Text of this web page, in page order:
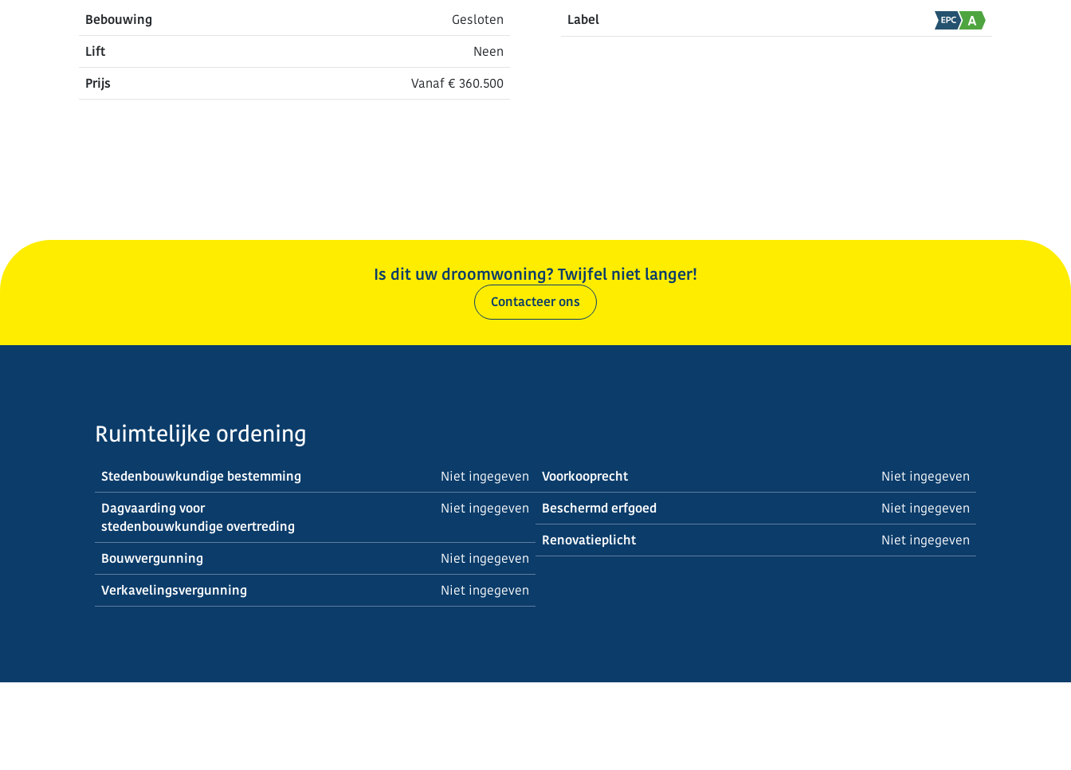
Bebouwing
Gesloten
Lift
Neen
Prijs
Vanaf € 360.500
Label
Is dit uw droomwoning? Twijfel niet langer!
Contacteer ons
Ruimtelijke ordening
Stedenbouwkundige bestemming
Niet ingegeven
Dagvaarding voor
stedenbouwkundige overtreding
Niet ingegeven
Bouwvergunning
Niet ingegeven
Verkavelingsvergunning
Niet ingegeven
Voorkooprecht
Niet ingegeven
Beschermd erfgoed
Niet ingegeven
Renovatieplicht
Niet ingegeven